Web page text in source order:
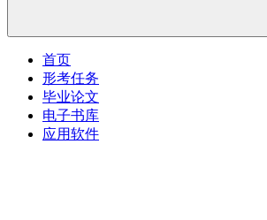
首页
形考任务
毕业论文
电子书库
应用软件